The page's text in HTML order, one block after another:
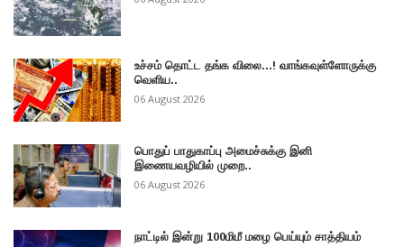
உச்சம் தொட்ட தங்க விலை...! வாங்கவுள்ளோருக்கு
வெளிய..
06 August 2026
பொதுப் பாதுகாப்பு அமைச்சுக்கு இனி
இணையவழியில் முறை..
06 August 2026
நாட்டில் இன்று 100மிமீ மழை பெய்யும் சாத்தியம்